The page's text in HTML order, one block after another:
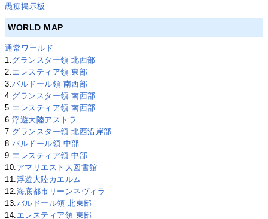
愚痴掲示板
WORLD MAP
通常ワールド
1.グランスター領 北西部
2.エレスティア領 東部
3.バルドール領 南西部
4.グランスター領 南西部
5.エレスティア領 南西部
6.浮遊大陸アストラ
7.グランスター領 北西沿岸部
8.バルドール領 中部
9.エレスティア領 中部
10. アマリエスト大図書館
11.浮遊大陸カエルム
12.海底都市リーンネヴィラ
13.バルドール領 北東部
14. エレスティア領 東部